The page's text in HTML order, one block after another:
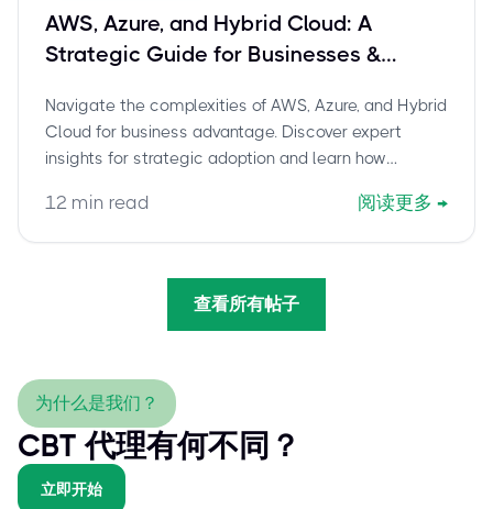
AWS, Azure, and Hybrid Cloud: A
Strategic Guide for Businesses &
Architect – Professional Success
Navigate the complexities of AWS, Azure, and Hybrid
Cloud for business advantage. Discover expert
insights for strategic adoption and learn how
Solutions Architect – Professional (SAP-C02) exam
with confidence.
12 min read 阅读更多 →
查看所有帖子
为什么是我们？
CBT 代理有何不同？
立即开始